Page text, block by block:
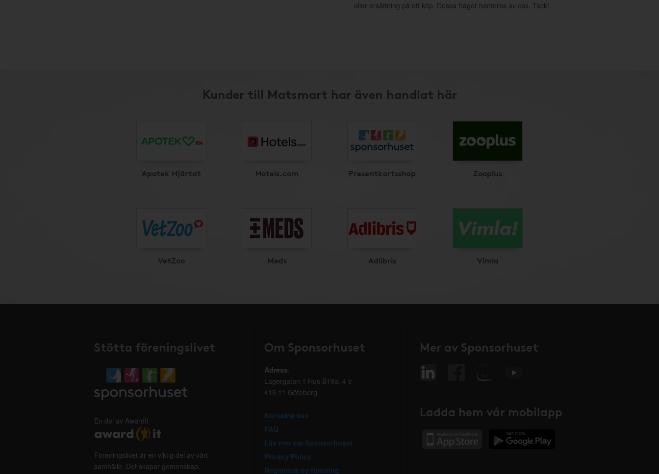
eller ersättning på ett köp. Dessa frågor hanteras av oss. Tack!
Kunder till Matsmart har även handlat här
Apotek Hjärtat Hotels.com Presentkortsshop Zooplus
VetZoo Meds Adlibris Vimla
Stötta föreningslivet
En del av AwardIt
Föreningslivet är en viktig del av vårt
samhälle. Det skapar gemenskap,
Om Sponsorhuset
Adress:
Lagergatan 1 Hus B19a, 4 tr
415 11 Göteborg
Kontakta oss
FAQ
Läs mer om Sponsorhuset
Privacy Policy
Registrera ny förening
Mer av Sponsorhuset
Ladda hem vår mobilapp